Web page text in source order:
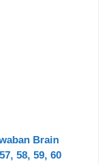
Brain
58, 59, 60